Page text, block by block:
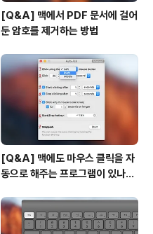
[Q&A] 맥에서 PDF 문서에 걸어
둔 암호를 제거하는 방법
[Q&A] 맥에도 마우스 클릭을 자
동으로 해주는 프로그램이 있나